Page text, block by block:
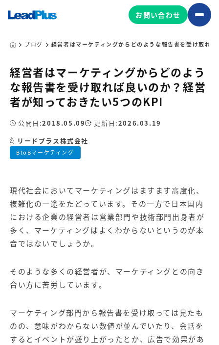
広告プロモーション
MA/CRM/SFA導入・運用
Web制作
マーケティングコンサルティング
コンテンツ制作
マーケティング基盤の製品
Leadplus One
マーケティングサービスの製品
【店舗型ビジネス向け】エリ
ア
マーケティングサービス
【金融機関向け】マーケティ
ング
グ
サービス
ビス（LINE）
広告プロモーションの製品
【クリニック向け】新規集患
Web広告サービス
【歯科業界向け】新規集患
Web広告パッケージ
お問い合わせ
ブログ 経営者はマーケティングからどのような報告書を受け取れ
経営者はマーケティングからどのよう
な報告書を受け取れば良いのか？経営
者が知っておきたい5つのKPI
BtoBマーケティング
公開日:2018.05.09 更新日:2026.03.19
リードプラス株式会社
現代社会においてマーケティングはますます高度化、
複雑化の一途をたどっています。その一方で日本国内
における企業の経営者は営業部門や技術部門出身者が
多く、マーケティングはよくわからないというのが本
音ではないでしょうか。
そのような多くの経営者が、マーケティングとの向き
合い方に苦労しています。
マーケティング部門から報告書を受け取っては見たも
のの、意味がわからない数値が並んでいたり、会話を
するとイベントが盛り上がったとか、広告で効果があ